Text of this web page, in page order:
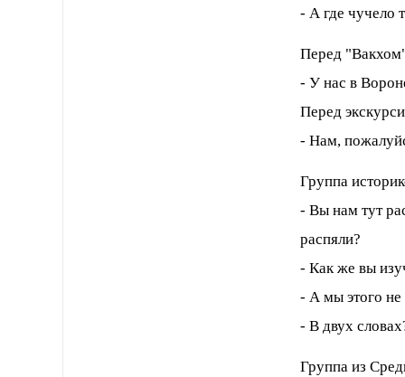
- А где чучело
Перед
- У нас в
Перед
- Нам,
Группа
- Вы нам тут
распяли?
- Как же вы
- А мы этого не
- В двух
Группа из